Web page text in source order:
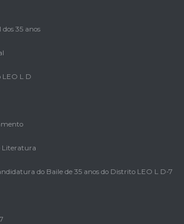
35 anos
L D
Literatura
do Baile de 35 anos do Distrito LEO L D-7